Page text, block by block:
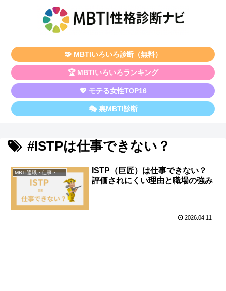
🧩 MBTIいろいろ診断（無料）
🏆 MBTIいろいろランキング
💖 モテる女性TOP16
🎭 裏MBTI診断
#ISTPは仕事できない？
MBTI適職・仕事・資格
ISTP（巨匠）は仕事できない？
評価されにくい理由と職場の強み
2026.04.11